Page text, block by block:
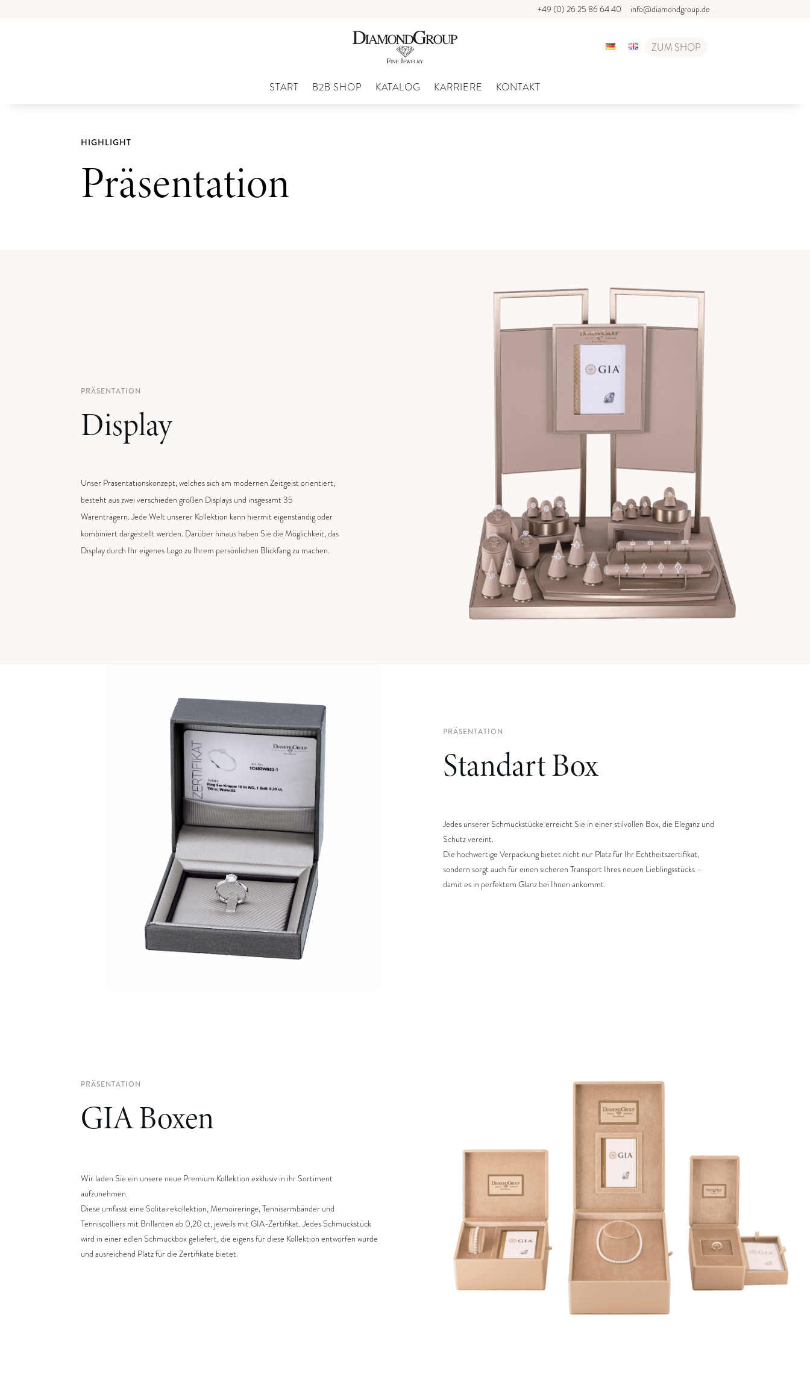
+49 (0) 26 25 86 64 40 info@diamondgroup.de
ZUM SHOP
START B2B SHOP KATALOG KARRIERE KONTAKT
HIGHLIGHT
Präsentation
PRÄSENTATION
Display
Unser Präsentationskonzept, welches sich am modernen Zeitgeist orientiert,
besteht aus zwei verschieden großen Displays und insgesamt 35
Warenträgern. Jede Welt unserer Kollektion kann hiermit eigenständig oder
kombiniert dargestellt werden. Darüber hinaus haben Sie die Möglichkeit, das
Display durch Ihr eigenes Logo zu Ihrem persönlichen Blickfang zu machen.
PRÄSENTATION
GIA Boxen
Wir laden Sie ein unsere neue Premium Kollektion exklusiv in ihr Sortiment
aufzunehmen.
Diese umfasst eine Solitairekollektion, Memoireringe, Tennisarmbänder und
Tenniscolliers mit Brillanten ab 0,20 ct, jeweils mit GIA-Zertifikat. Jedes Schmuckstück
wird in einer edlen Schmuckbox geliefert, die eigens für diese Kollektion entworfen wurde
und ausreichend Platz für die Zertifikate bietet.
PRÄSENTATION
Standart Box
Jedes unserer Schmuckstücke erreicht Sie in einer stilvollen Box, die Eleganz und
Schutz vereint.
Die hochwertige Verpackung bietet nicht nur Platz für Ihr Echtheitszertifikat,
sondern sorgt auch für einen sicheren Transport Ihres neuen Lieblingsstücks –
damit es in perfektem Glanz bei Ihnen ankommt.